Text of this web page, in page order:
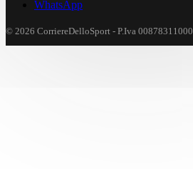
WhatsApp
© 2026 CorriereDelloSport - P.Iva 00878311000